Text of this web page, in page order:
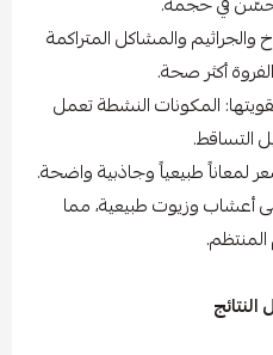
والجراثيم والمشاكل المتراكمة
أكثر صحة.
المكونات النشطة تعمل
التساقط.
لمعاناً طبيعياً وجاذبية واضحة.
أعشاب وزيوت طبيعية، مما